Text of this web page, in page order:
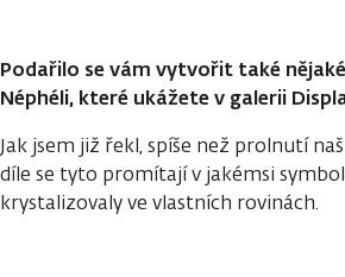
Podařilo se vám vytvořit také
Néphéli, které ukážete v galerii
Jak jsem již řekl, spíše než prolnutí
díle se tyto promítají v jakémsi
krystalizovaly ve vlastních rovinách.